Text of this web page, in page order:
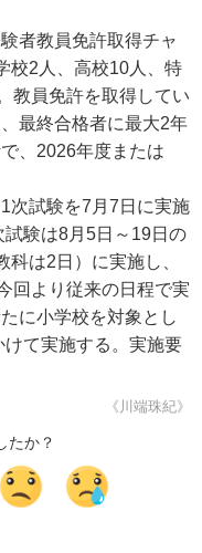
者教員免許取得チャ
校2人、高校10人、特
教員免許を取得してい
最終合格者に最大2年
、2026年度または
次試験を7月7日に実施
験は8月5日～19日の
は2日）に実施し、
回より従来の日程で実
に小学校を対象とし
て実施する。実施要
《川端珠紀》
たか？